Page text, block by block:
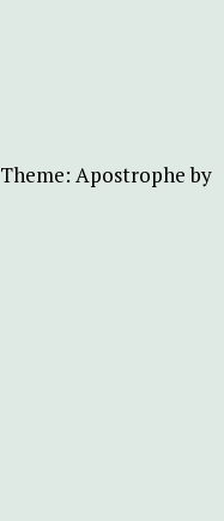
Theme: Apostrophe by